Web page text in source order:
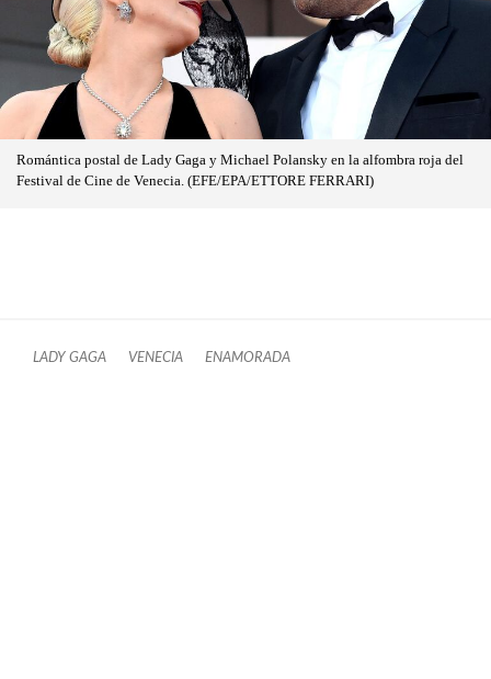
Romántica postal de Lady Gaga y Michael Polansky en la alfombra roja del
Festival de Cine de Venecia. (EFE/EPA/ETTORE FERRARI)
LADY GAGA VENECIA ENAMORADA